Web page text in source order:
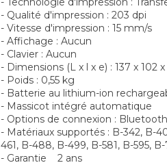
- Qualité d'impression : 203 dpi
- Vitesse d'impression : 15 mm/s
- Affichage : Aucun
- Clavier : Aucun
- Dimensions (L x l x e) : 137 x 102
- Poids : 0,55 kg
- Batterie au lithium-ion
- Massicot intégré automatique
- Options de connexion :
- Matériaux supportés : B-342, B-
461, B-488, B-499, B-581, B-595, B-
- Garantie 2 ans